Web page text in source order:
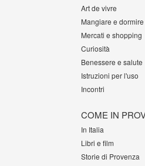
Art de vivre
Mangiare e dormire
Mercati e shopping
Curiosità
Benessere e salute
Istruzioni per l'uso
Incontri
COME IN
In Italia
Libri e film
Storie di Provenza